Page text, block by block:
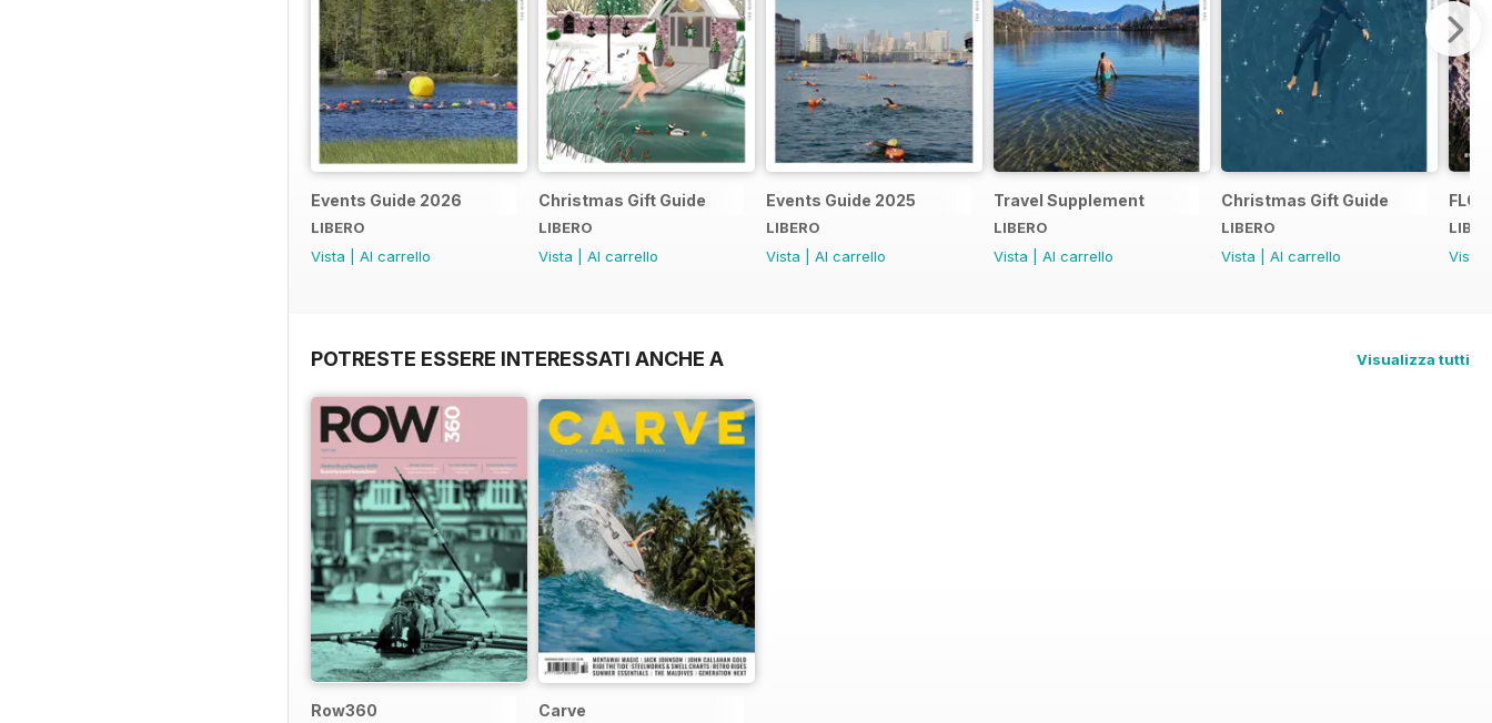
Events Guide 2026
LIBERO
Vista
Al carrello
Christmas Gift Guide
LIBERO
Vista
Al carrello
Events Guide 2025
LIBERO
Vista
Al carrello
Travel Supplement
LIBERO
Vista
Al carrello
Christmas Gift Guide
LIBERO
Vista
Al carrello
Vista
POTRESTE ESSERE INTERESSATI ANCHE A Visualizza tutti
Row360 Carve